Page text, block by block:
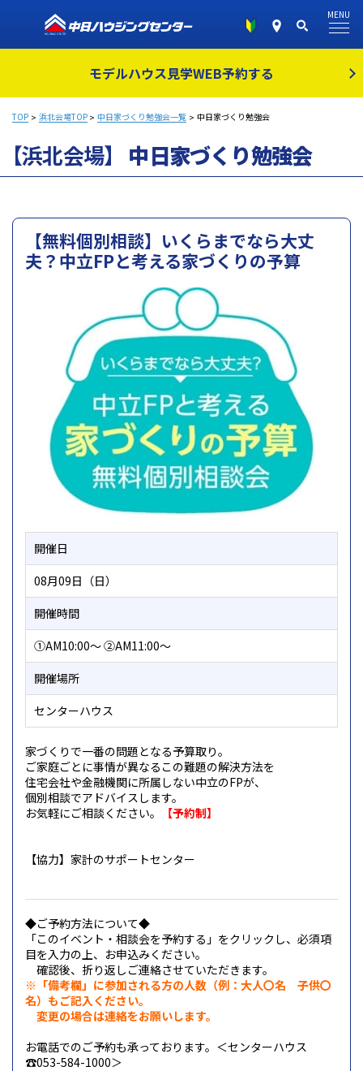
モデルハウス見学WEB予約する
MENU
TOP 浜北会場TOP 中日家づくり勉強会一覧 中日家づくり勉強会
【浜北会場】 中日家づくり勉強会
【無料個別相談】いくらまでなら大丈
夫？中立FPと考える家づくりの予算
開催日
08月09日（日）
開催時間
①AM10:00～ ②AM11:00～
開催場所
センターハウス
家づくりで一番の問題となる予算取り。
ご家庭ごとに事情が異なるこの難題の解決方法を
住宅会社や金融機関に所属しない中立のFPが、
個別相談でアドバイスします。
お気軽にご相談ください。
【予約制】
【協力】家計のサポートセンター
◆ご予約方法について◆
「このイベント・相談会を予約する」をクリックし、必須項
目を入力の上、お申込みください。
確認後、折り返しご連絡させていただきます。
※「備考欄」に参加される方の人数（例：大人〇名 子供〇
名）もご記入ください。
変更の場合は連絡をお願いします。
お電話でのご予約も承っております。＜センターハウス
☎053-584-1000＞